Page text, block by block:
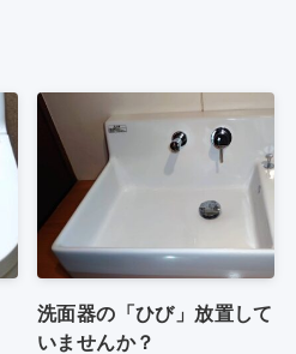
洗面器の「ひび」放置して
いませんか？